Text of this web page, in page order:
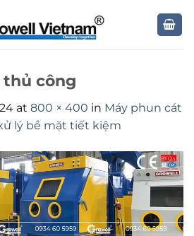
công
at 800 × 400 in Máy phun cát
lý bề mặt tiết kiệm